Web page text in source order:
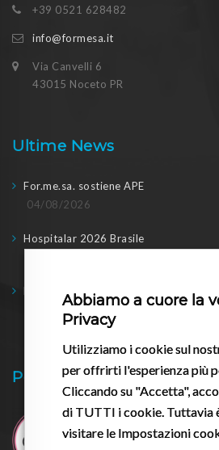
+39 0521 628482
info@formesa.it
Via Canvelli 6
43015 Noceto PR
Ultime News
For.me.sa. sostiene APE
04/08/2026
Hospitalar 2026 Brasile
Formesa a WHX Dubai
17/02/2026
Pessario.it
Abbiamo a cuore la
Privacy
Utilizziamo i cookie sul
per offrirti l'esperienza più
Cliccando su "Accetta",
di TUTTI i cookie. Tuttavia
visitare le Impostazioni